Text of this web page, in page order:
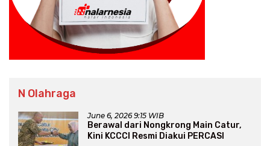
N Olahraga
June 6, 2026 9:15 WIB
Berawal dari Nongkrong Main Catur,
Kini KCCCI Resmi Diakui PERCASI